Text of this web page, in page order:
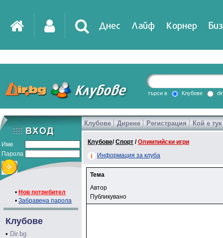
Днес Лайф Корнер
DirTV Impressio
Games
търси в Клубове
Име
Парола
• Нов потребител
• Забравена парола
Клубове
• Dir.bg
Клубове Дирене Регистрация Кой е тук
Клубове/Спорт /Олимпийски игри
Информация за клуба
Тема
Автор
Публикувано